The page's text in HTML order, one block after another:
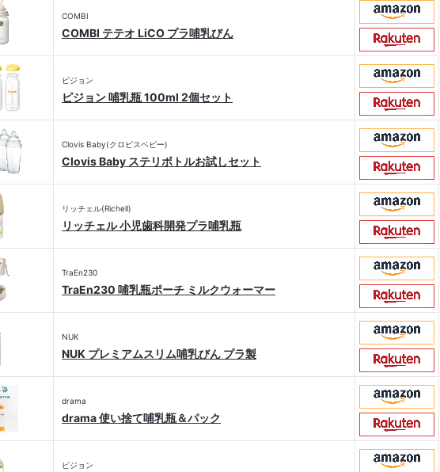
COMBI
COMBI テテオ LiCO プラ哺乳びん
ピジョン
ピジョン 哺乳瓶 100ml 2個セット
Clovis Baby(クロビスベビー)
Clovis Baby ステリボトルお試しセット
リッチェル(Richell)
リッチェル 小児歯科開発プラ哺乳瓶
TraEn230
TraEn230 哺乳瓶ポーチ ミルクウォーマー
NUK
NUK プレミアムスリム哺乳びん プラ製
drama
drama 使い捨て哺乳瓶＆パック
ピジョン